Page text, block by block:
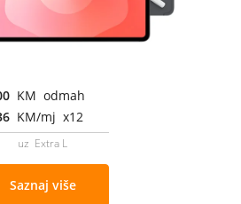
KM odmah
KM/mj x12
uz Extra L
Saznaj više